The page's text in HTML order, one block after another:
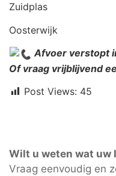
Zuidplas
Oosterwijk
Afvoer verstopt
Of vraag vrijblijvend
Post Views: 45
Wilt u weten wat uw
Vraag eenvoudig en